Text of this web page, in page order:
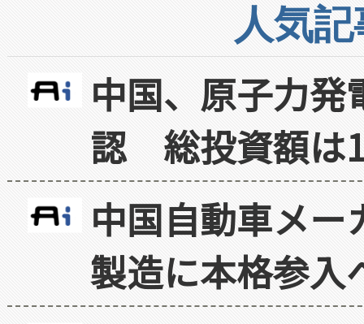
人気
中国、原子力
認 総投資額は
中国自動車メ
製造に本格参入